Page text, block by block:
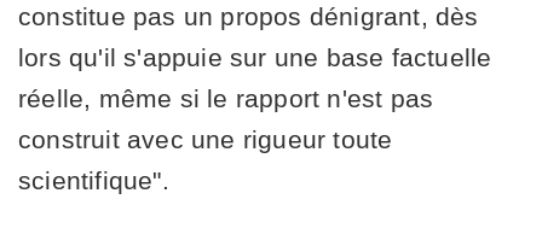
constitue pas un propos dénigrant, dès
lors qu'il s'appuie sur une base factuelle
réelle, même si le rapport n'est pas
construit avec une rigueur toute
scientifique".